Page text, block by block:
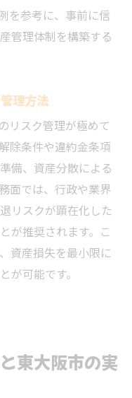
を参考に、事前に信
管理体制を構築する
理方法
リスク管理が極めて
除条件や違約金条項
備、資産分散による
面では、行政や業界
リスクが顕在化した
が推奨されます。こ
資産損失を最小限に
が可能です。
東大阪市の実